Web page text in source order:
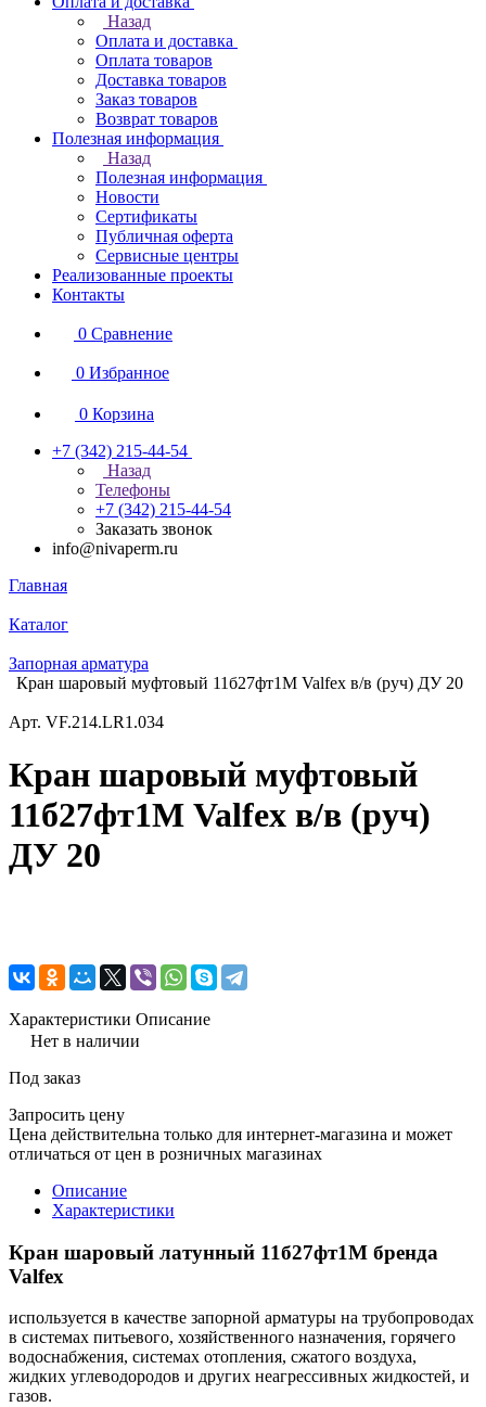
Назад
Оплата и доставка
Оплата товаров
Доставка товаров
Заказ товаров
Возврат товаров
Полезная информация
Назад
Полезная информация
Новости
Сертификаты
Публичная оферта
Сервисные центры
Реализованные проекты
Контакты
0 Сравнение
0 Избранное
0 Корзина
+7 (342) 215-44-54
Назад
Телефоны
+7 (342) 215-44-54
Заказать звонок
info@nivaperm.ru
Главная
Каталог
Запорная арматура
Кран шаровый муфтовый 11б27фт1М Valfex в/в (руч) ДУ 20
Арт. VF.214.LR1.034
Кран шаровый муфтовый
11б27фт1М Valfex в/в (руч)
ДУ 20
Характеристики Описание
Нет в наличии
Под заказ
Запросить цену
Цена действительна только для интернет-магазина и может
отличаться от цен в розничных магазинах
Описание
Характеристики
Кран шаровый латунный 11б27фт1М бренда
Valfex
используется в качестве запорной арматуры на трубопроводах
в системах питьевого, хозяйственного назначения, горячего
водоснабжения, системах отопления, сжатого воздуха,
жидких углеводородов и других неагрессивных жидкостей, и
газов.